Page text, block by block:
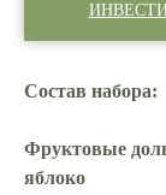
Состав набора:
Фруктовые
яблоко